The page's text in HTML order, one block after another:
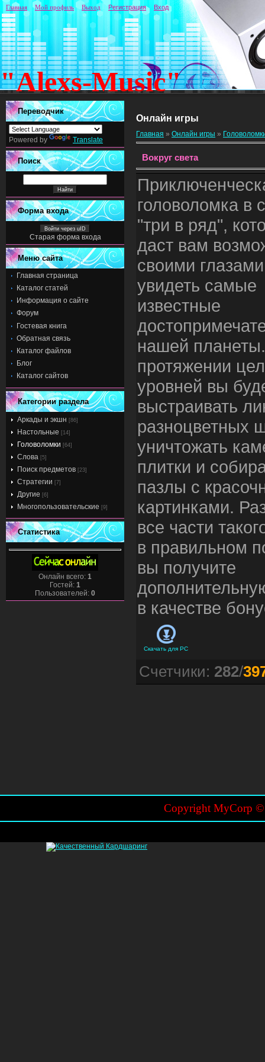
"Alexs-Music"
Главная Мой профиль Выход Регистрация Вход
Переводчик
Powered by Translate
Поиск
Форма входа
Войти через uID
Старая форма входа
Меню сайта
Главная страница
Каталог статей
Информация о сайте
Форум
Гостевая книга
Обратная связь
Каталог файлов
Блог
Каталог сайтов
Категории раздела
Аркады и экшн [86]
Настольные [14]
Головоломки [64]
Слова [5]
Поиск предметов [23]
Стратегии [7]
Другие [6]
Многопользовательские [9]
Статистика
Онлайн всего: 1
Гостей: 1
Пользователей: 0
Онлайн игры
Главная » Онлайн игры »
Вокруг света
головоломка в
"три в ряд",
даст вам
своими глазами
увидеть самые
известные
нашей
протяжении
уровней вы
выстраивать
разноцветных
уничтожать
плитки и
пазлы с
картинками.
все части
в правильном
вы получите
в качестве
Скачать для PC
Счетчики: 282/
Copyright MyCorp